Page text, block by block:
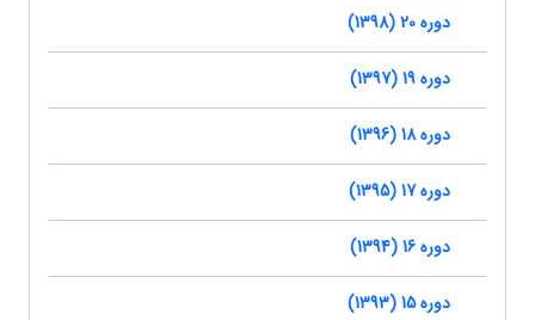
دوره 20 (1398)
دوره 19 (1397)
دوره 18 (1396)
دوره 17 (1395)
دوره 16 (1394)
دوره 15 (1393)